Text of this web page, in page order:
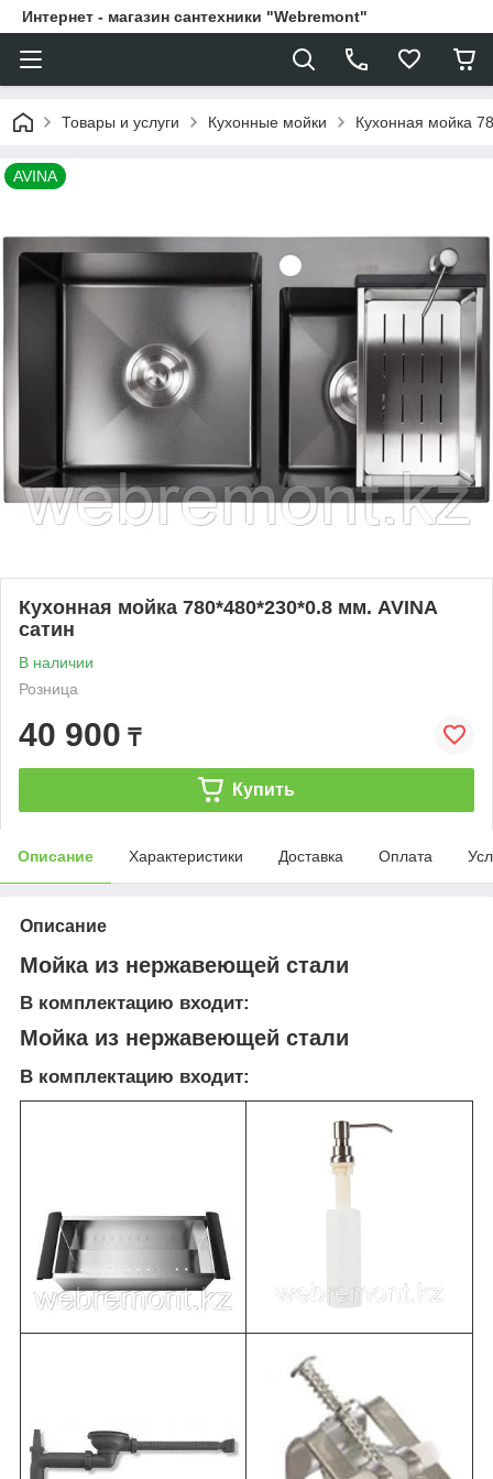
Интернет - магазин сантехники "Webremont"
Товары и услуги Кухонные мойки Кухонная мойка
AVINA
Кухонная мойка 780*480*230*0.8 мм. AVINA
сатин
В наличии
Розница
40 900 ₸
Купить
Описание Характеристики Доставка Оплата
Описание
Мойка из нержавеющей стали
В комплектацию входит:
Мойка из нержавеющей стали
В комплектацию входит: